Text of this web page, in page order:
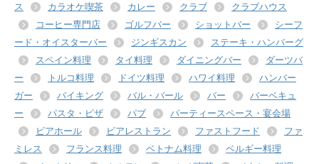
ス
カラオケ喫茶 カレー クラブ
クラブハウス
コーヒー専門店
ゴルフバー ショットバー
シーフ
ード・オイスターバー
ジンギスカン
ステーキ・ハンバーグ
スペイン料理
タイ料理 ダイニングバー
ダーツバ
ー
トルコ料理 ドイツ料理 ハワイ料理
ハンバー
ガー
バイキング バル・バール バー
バーベキュ
ー
パスタ・ピザ パブ
パーティースペース・宴会場
ビアホール
ビアレストラン ファストフード
ファ
ミレス
フランス料理 ベトナム料理
ベルギー料理